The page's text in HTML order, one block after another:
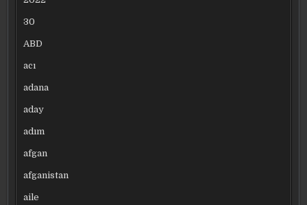
30
ABD
acı
adana
aday
adım
afgan
afganistan
aile